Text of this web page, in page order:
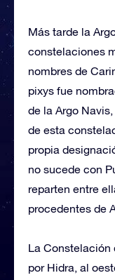
Más tarde la
constelaciones
nombres de
pixys fue
de la Argo
de esta
propia
no sucede con
reparten entre
procedentes de
La Constelación
por Hidra, al